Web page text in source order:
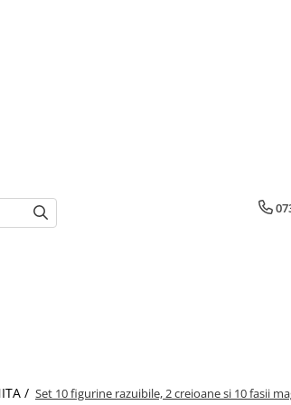
/ Set 10 figurine razuibile, 2 creioane si 10 fasii